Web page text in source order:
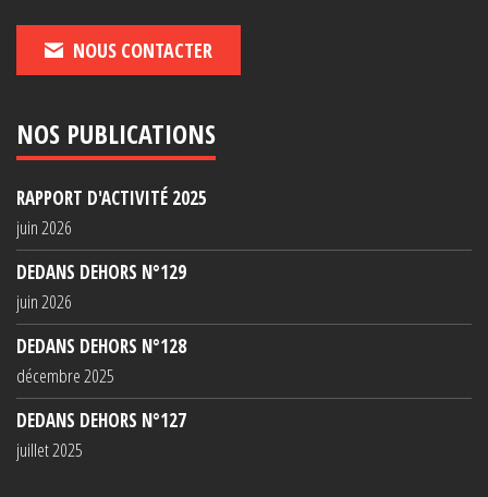
NOUS CONTACTER
NOS PUBLICATIONS
RAPPORT D'ACTIVITÉ 2025
juin 2026
DEDANS DEHORS N°129
juin 2026
DEDANS DEHORS N°128
décembre 2025
DEDANS DEHORS N°127
juillet 2025